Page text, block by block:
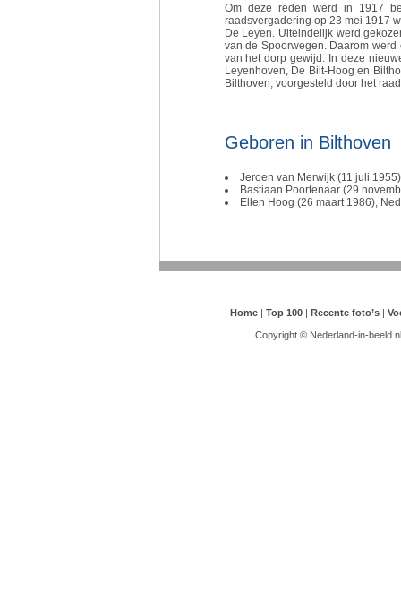
Om deze reden werd in 1917
raadsvergadering op 23 mei 1917
De Leyen. Uiteindelijk werd
van de Spoorwegen. Daarom
van het dorp gewijd. In deze
Leyenhoven, De Bilt-Hoog en
Bilthoven, voorgesteld door het
Geboren in Bilthoven
Jeroen van Merwijk (11 juli
Bastiaan Poortenaar (29
Ellen Hoog (26 maart 1986),
Home | Top 100 | Recente foto’s |
Copyright © Nederland-in-